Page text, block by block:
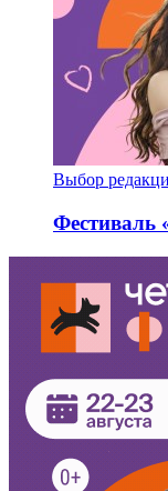
Выбор
Фестиваль